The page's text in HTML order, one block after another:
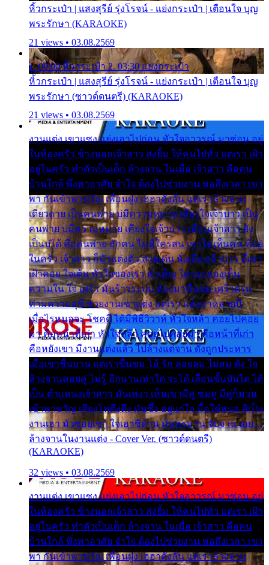
หิ้วกระเป๋า | แสงสุรีย์ รุ่งโรจน์ - แย่งกระเป๋า | เตือนใจ บุญ
พระรักษา (KARAOKE)
21 views • 03.08.2569
1. 00:00 หิ้วกระเป๋า 2. 03:30 แย่งกระเป๋า
หิ้วกระเป๋า | แสงสุรีย์ รุ่งโรจน์ - แย่งกระเป๋า | เตือนใจ บุญ
พระรักษา (ซาวด์ดนตรี) (KARAOKE)
21 views • 03.08.2569
งานแต่ง เขาแซง แย่งเอาไปก่อน หัวใจอาวรณ์ มาซ่อน อยู่
ในห้องครัว ข้างนอกเจ้าสาว ส่งยิ้ม ให้คนไปทั่ว แต่เรา เฝ้า
อยู่ในครัว ทำตัวเป็นเด็ก ล้างจาน ในเมื่อ เจ้าสาว คือคน
บ้านใกล้ พึ่งพาอาศัย จำใจ ต้องไปช่วยงาน พอถึงเวลา เขา
พา กันเข้าพาขวัญ เพื่อนฝูง เฮฮาดังลั่น แต่เราล้างจาน
เดียวดาย เป็นคนพ่าย บ่มีความหมาย เคียงใจเจ้าบ่าว เป็น
คนพ่าย บ่มีความหมาย เคียงใจเจ้าบ่าว เพื่อนเจ้าสาว ยัง
เป็นบ่ได้ คือคนพ่าย ฮักคน ไม่มีใครสน เขาไม่เห็นคน ที่อยู่
ในครัว เจ้าสาว ก็มัวแต่งตัว สวยเด่น นั่งเคียงเจ้าบ่าว ที่เขา
เฝ้าคอย ใจเต้น หัวใจของเรา ลำเค็ญ ใครจะมองเห็น
ความใน ใจ เศร้า มันร้าวระบม ต้องมาขื่นขม เศร้าตรม
ท่ามความสุขี ช่วยงานเขาแต่ง แต่เรา แล้งมาหลายปี
เมื่อไรหนอจะ โชคดี ได้มีพิธีวิวาห์ หัวใจหล้า คอยไปคอย
มา คือหน้าที่เก่า หัวใจหล้า คอยไปคอยมา คือหน้าที่เก่า
คือหยังเขา มีงานแต่งแล้ว ไปล้างแต่จาน ดั่งถูกประหาร
เมื่อเขาชื่นบาน แต่เราขื่นขม โอ้ รัก ลอยลม ไม่สม ดัง ใจ
ล้างจานคอยคู่ ไม่รู้ อีกนานเท่าใด จะได้ เลื่อนขั้นบันได ได้
เป็น ตำแหน่งเจ้าสาว มันเหงา เห็นเขามีคู่ ซมดู มีคู่ก็ม่วน
เข้าพาขวัญ เสียงโห่ตึงตึง มันซึ้ง อยู่แก่ใจ มื้อใด๋หนอ สิเป็น
งานเฮา มัวซอยเขา ใจเฮาซิด้าน มันทรมาน จับจาน เอย…
ล้างจานในงานแต่ง - Cover Ver. (ซาวด์ดนตรี)
(KARAOKE)
32 views • 03.08.2569
งานแต่ง เขาแซง แย่งเอาไปก่อน หัวใจอาวรณ์ มาซ่อน อยู่
ในห้องครัว ข้างนอกเจ้าสาว ส่งยิ้ม ให้คนไปทั่ว แต่เรา เฝ้า
อยู่ในครัว ทำตัวเป็นเด็ก ล้างจาน ในเมื่อ เจ้าสาว คือคน
บ้านใกล้ พึ่งพาอาศัย จำใจ ต้องไปช่วยงาน พอถึงเวลา เขา
พา กันเข้าพาขวัญ เพื่อนฝูง เฮฮาดังลั่น แต่เราล้างจาน